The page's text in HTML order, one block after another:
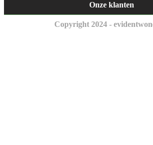
Onze klanten
Copyright 2024 -